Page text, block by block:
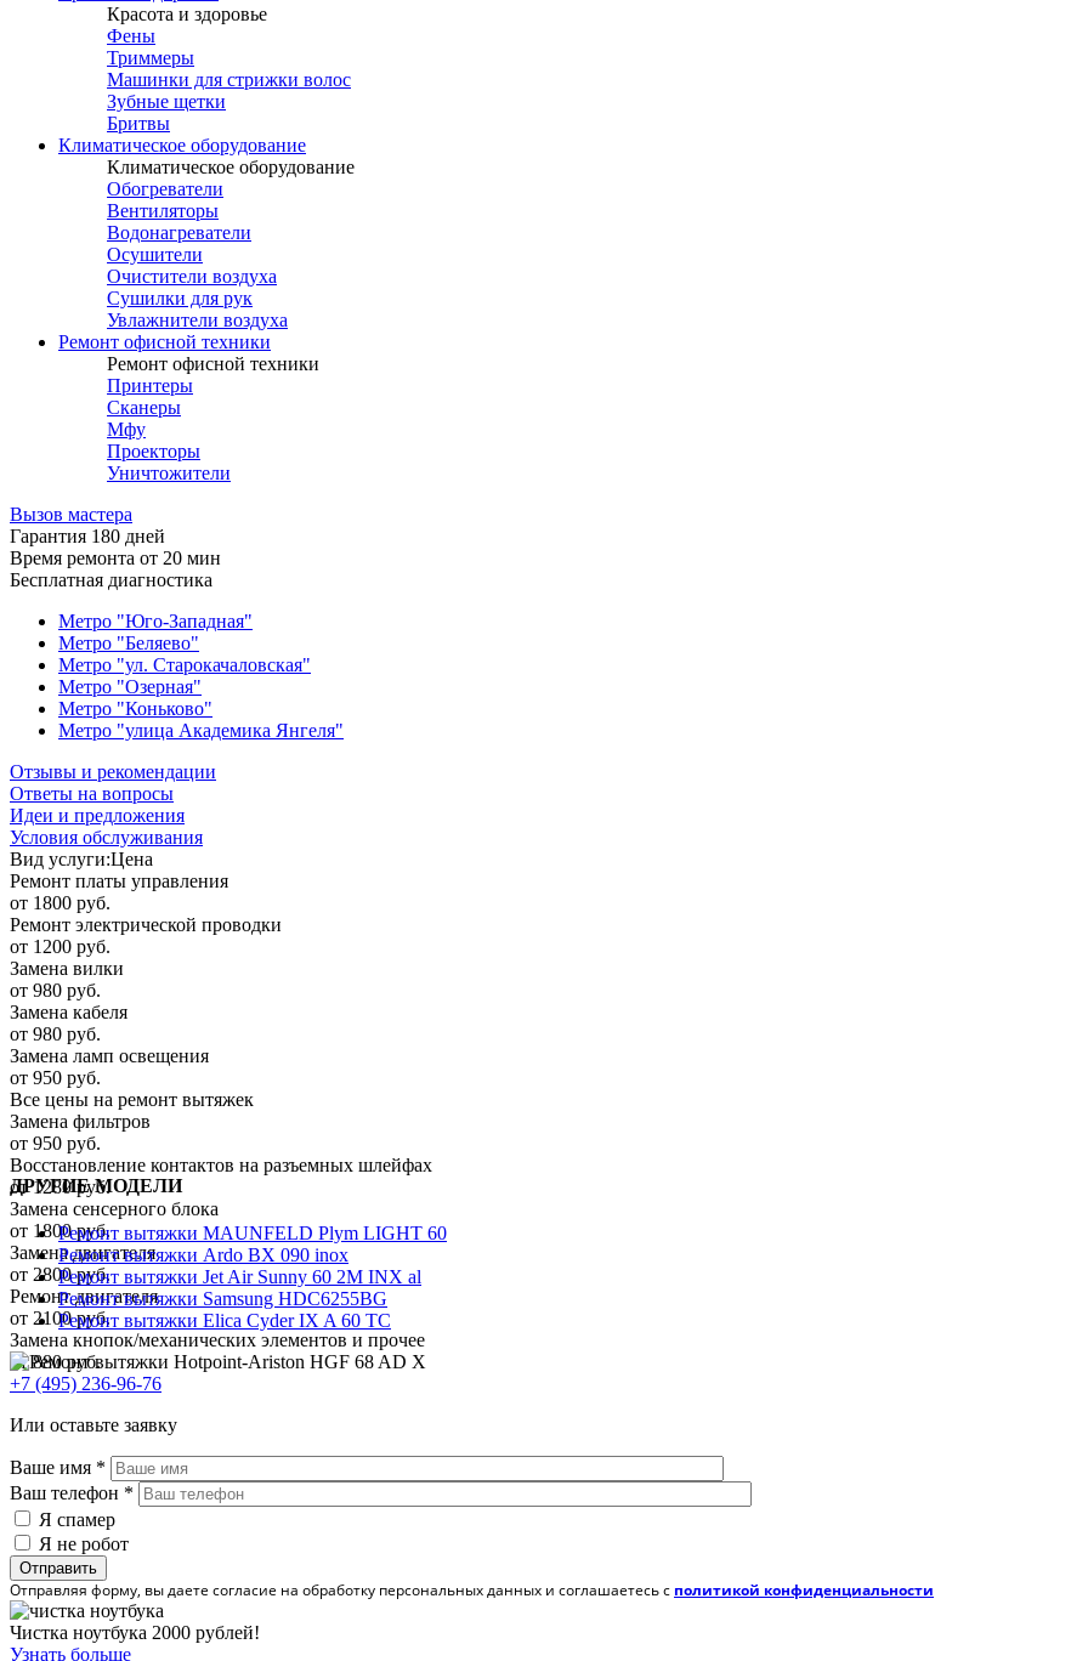
Красота и здоровье
Фены
Триммеры
Машинки для стрижки волос
Зубные щетки
Бритвы
Климатическое оборудование
Климатическое оборудование
Обогреватели
Вентиляторы
Водонагреватели
Осушители
Очистители воздуха
Сушилки для рук
Увлажнители воздуха
Ремонт офисной техники
Ремонт офисной техники
Принтеры
Сканеры
Мфу
Проекторы
Уничтожители
Вызов мастера
Гарантия 180 дней
Время ремонта от 20 мин
Бесплатная диагностика
Метро "Юго-Западная"
Метро "Беляево"
Метро "ул. Старокачаловская"
Метро "Озерная"
Метро "Коньково"
Метро "улица Академика Янгеля"
Отзывы и рекомендации
Ответы на вопросы
Идеи и предложения
Условия обслуживания
Вид услуги:Цена
Ремонт платы управления
от 1800 руб.
Ремонт электрической проводки
от 1200 руб.
Замена вилки
от 980 руб.
Замена кабеля
от 980 руб.
Замена ламп освещения
от 950 руб.
Все цены на ремонт вытяжек
Замена фильтров
от 950 руб.
Восстановление контактов на разъемных шлейфах
от 1280 руб.
Замена сенсерного блока
от 1800 руб.
Замена двигателя
от 2800 руб.
Ремонт двигателя
от 2100 руб.
Замена кнопок/механических элементов и прочее
от 880 руб.
ДРУГИЕ МОДЕЛИ
Ремонт вытяжки MAUNFELD Plym LIGHT 60
Ремонт вытяжки Ardo BX 090 inox
Ремонт вытяжки Jet Air Sunny 60 2M INX al
Ремонт вытяжки Samsung HDC6255BG
Ремонт вытяжки Elica Cyder IX A 60 TC
+7 (495) 236-96-76
Или оставьте заявку
Ваше имя *
Ваш телефон *
Я спамер
Я не робот
Отправляя форму, вы даете согласие на обработку персональных данных и соглашаетесь c политикой конфиденциальности
Чистка ноутбука 2000 рублей!
Узнать больше